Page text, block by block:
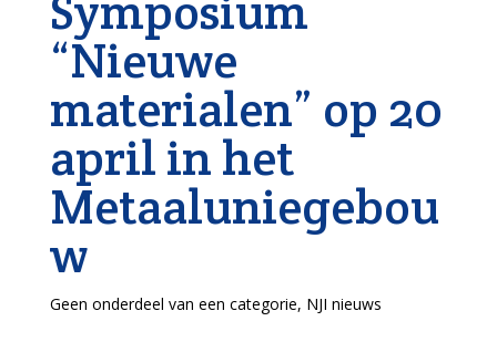
“Nieuwe
materialen” op 20
april in het
Metaaluniegebou
w
Geen onderdeel van een categorie, NJI nieuws